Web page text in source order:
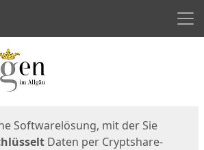
Softwarelösung, mit der Sie
Daten per Cryptshare-